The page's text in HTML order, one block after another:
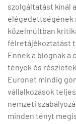
szolgáltatást kínál
elégedettségének
közelmúltban
félretájékoztatást
Ennek a blognak a
tények és
Euronet mindig
vállalkozások
nemzeti
minden tényt